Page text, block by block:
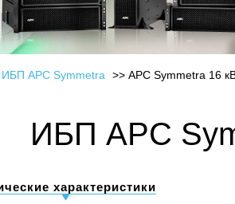
ИБП APC Symmetra APC Symmetra 16
ИБП APC
характеристики